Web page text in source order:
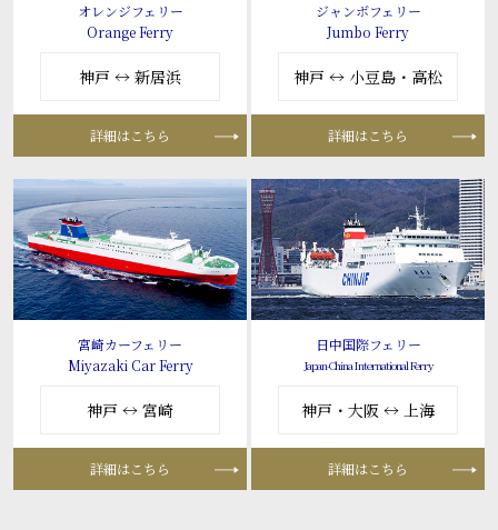
オレンジフェリー
Orange Ferry
神戸 ↔ 新居浜
詳細はこちら
ジャンボフェリー
Jumbo Ferry
神戸 ↔ 小豆島・高松
詳細はこちら
宮崎カーフェリー
Miyazaki Car Ferry
神戸 ↔ 宮崎
詳細はこちら
日中国際フェリー
Japan-China International Ferry
神戸・大阪 ↔ 上海
詳細はこちら